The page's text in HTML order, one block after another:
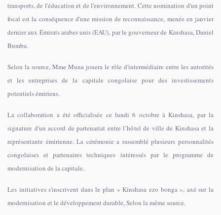
transports, de l'éducation et de l'environnement. Cette nomination d'un point
focal est la conséquence d'une mission de reconnaissance, menée en janvier
dernier aux Émirats arabes unis (EAU), par le gouverneur de Kinshasa, Daniel
Bumba.
Selon la source, Mme Muna jouera le rôle d'intermédiaire entre les autorités
et les entreprises de la capitale congolaise pour des investissements
potentiels émiriens.
La collaboration a été officialisée ce lundi 6 octobre à Kinshasa, par la
signature d'un accord de partenariat entre l’hôtel de ville de Kinshasa et la
représentante émirienne. La cérémonie a rassemblé plusieurs personnalités
congolaises et partenaires techniques intéressés par le programme de
modernisation de la capitale.
Les initiatives s'inscrivent dans le plan « Kinshasa ezo bonga », axé sur la
modernisation et le développement durable, Selon la même source.